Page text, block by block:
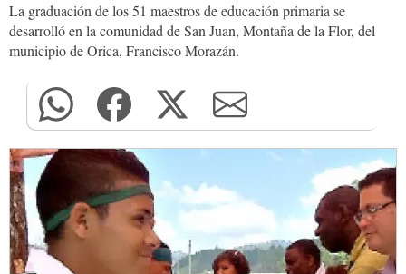
La graduación de los 51 maestros de educación primaria se
desarrolló en la comunidad de San Juan, Montaña de la Flor, del
municipio de Orica, Francisco Morazán.